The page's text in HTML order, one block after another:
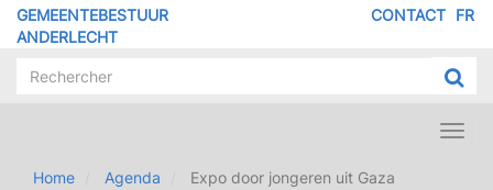
Overslaan
GEMEENTEBESTUUR
ANDERLECHT
FR
CONTACT
Home
Agenda Expo door jongeren uit Gaza